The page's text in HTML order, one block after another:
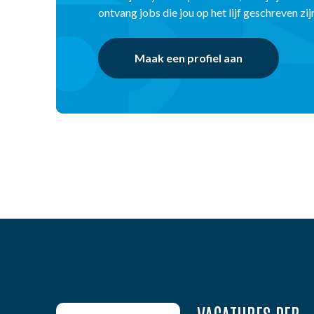
ontvang jobs die jou op het lijf geschreven
Maak een profiel aan